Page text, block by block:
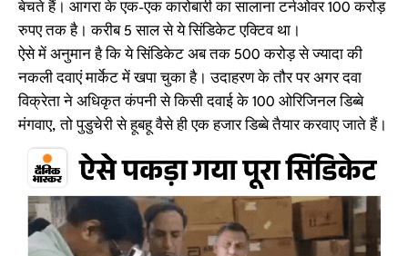
बेचते हैं। आगरा के एक-एक कारोबारी का सालाना टर्नओवर 100 करोड़
रुपए तक है। करीब 5 साल से ये सिंडिकेट एक्टिव था।
ऐसे में अनुमान है कि ये सिंडिकेट अब तक 500 करोड़ से ज्यादा की
नकली दवाएं मार्केट में खपा चुका है। उदाहरण के तौर पर अगर दवा
विक्रेता ने अधिकृत कंपनी से किसी दवाई के 100 ओरिजिनल डिब्बे
मंगवाए, तो पुडुचेरी से हूबहू वैसे ही एक हजार डिब्बे तैयार करवाए जाते हैं।